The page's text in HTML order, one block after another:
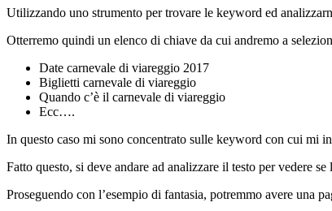
Utilizzando uno strumento per trovare le keyword ed
Otterremo quindi un elenco di chiave da cui andremo a
Date carnevale di viareggio 2017
Biglietti carnevale di viareggio
Quando c’è il carnevale di viareggio
Ecc….
In questo caso mi sono concentrato sulle keyword con cui mi
Fatto questo, si deve andare ad analizzare il testo per vedere
Proseguendo con l’esempio di fantasia, potremmo avere una